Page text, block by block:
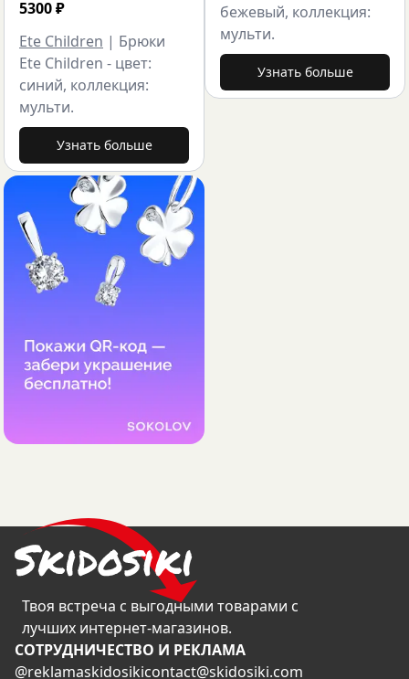
5300₽
Ete Children | Брюки
Ete Children - цвет:
синий, коллекция:
мульти.
Узнать больше
бежевый, коллекция:
мульти.
Узнать больше
Твоя встреча с выгодными товарами с
лучших интернет-магазинов.
CОТРУДНИЧЕСТВО И РЕКЛАМА
@reklamaskidosikicontact@skidosiki.com